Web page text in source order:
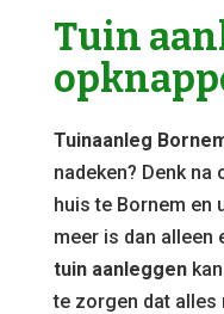
Tuin
Tuinaanleg
nadeken? Denk
huis te Bornem en
meer is dan alleen
tuin aanleggenkan
te zorgen dat alles